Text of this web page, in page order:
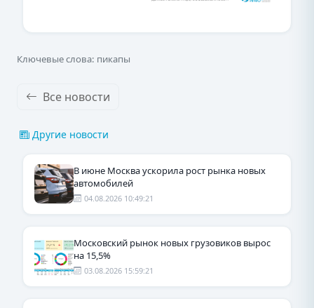
Ключевые слова: пикапы
Все новости
Другие новости
В июне Москва ускорила рост рынка новых
автомобилей
04.08.2026 10:49:21
Московский рынок новых грузовиков вырос
на 15,5%
03.08.2026 15:59:21